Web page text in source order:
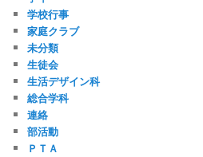
学校行事
家庭クラブ
未分類
生徒会
生活デザイン科
総合学科
連絡
部活動
ＰＴＡ